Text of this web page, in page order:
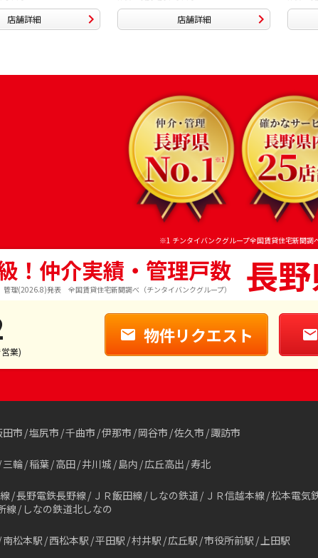
店舗詳細
店舗詳細
※1 チンタイバンクグループ全国賃貸住宅新聞
！仲介実績・管理戸数
理(2026.8)発表 全国賃貸住宅新聞調べ（チンタイバンクグループ） 長
業)
物件リクエスト
田市 塩尻市 千曲市 伊那市 岡谷市 佐久市 諏訪市
三輪 稲葉 高田 井川城 島内 広丘高出 寿北
長野電鉄長野線 ＪＲ飯田線 しなの鉄道 ＪＲ信越本線 松本電気
線 しなの鉄道北しなの
南松本駅 西松本駅 平田駅 村井駅 広丘駅 市役所前駅 上田駅